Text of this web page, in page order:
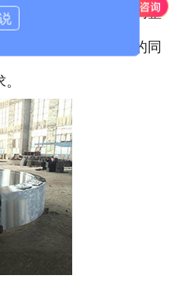
业的使用工况，灵活调整
品在满足性能要求的同